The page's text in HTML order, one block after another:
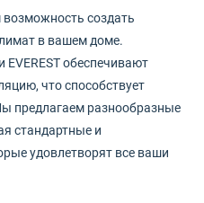
создать
в вашем доме.
обеспечивают
что способствует
предлагаем разнообразные
стандартные и
удовлетворят все ваши